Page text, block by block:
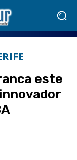
este